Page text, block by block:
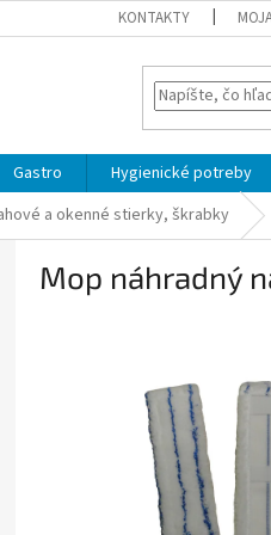
KONTAKTY
Gastro Hygienické potreby
a okenné stierky, škrabky
Mop náhradný